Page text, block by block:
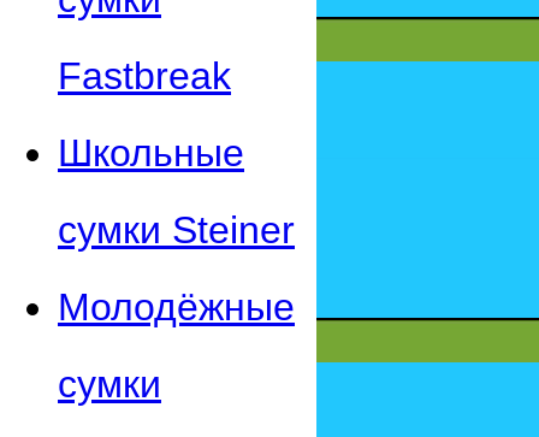
Fastbreak
Школьные
сумки Steiner
Молодёжные
сумки